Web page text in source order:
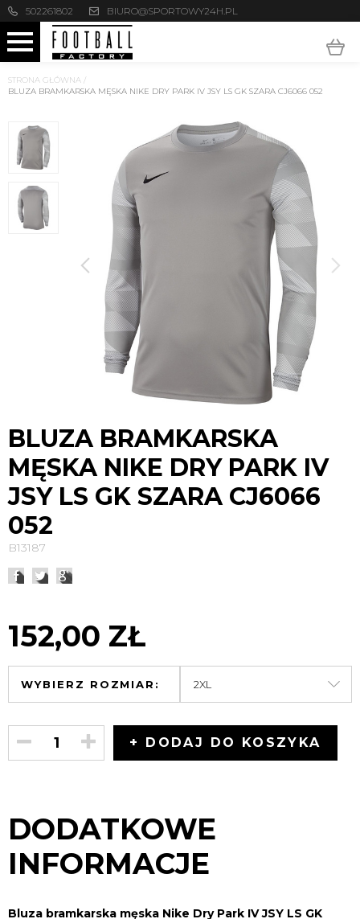
502261802 BIURO@SPORTOWY24H.PL
STRONA GŁÓWNA /
BLUZA BRAMKARSKA MĘSKA NIKE DRY PARK IV JSY LS GK SZARA CJ6066 052
BLUZA BRAMKARSKA
MĘSKA NIKE DRY PARK IV
JSY LS GK SZARA CJ6066
052
B13187
152,00 ZŁ
WYBIERZ ROZMIAR:
+ DODAJ DO KOSZYKA
DODATKOWE
INFORMACJE
Bluza bramkarska męska Nike Dry Park IV JSY LS GK